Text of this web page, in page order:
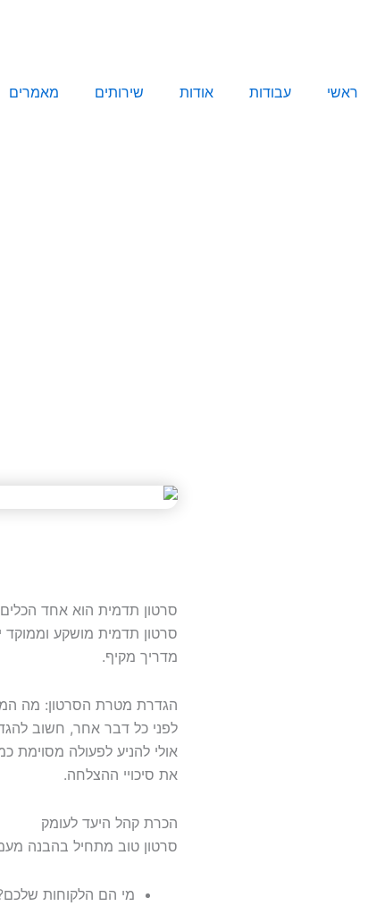
ראשי עבודות אודות שירותים מאמרים
סרטון תדמית הוא אחד
סרטון תדמית מושקע וממוקד
מדריך מקיף.
הגדרת מטרת הסרטון: מה
לפני כל דבר אחר, חשוב
אולי להניע לפעולה מסוימת
את סיכויי ההצלחה.
הכרת קהל היעד לעומק
סרטון טוב מתחיל בהבנה
מי הם הלקוחות